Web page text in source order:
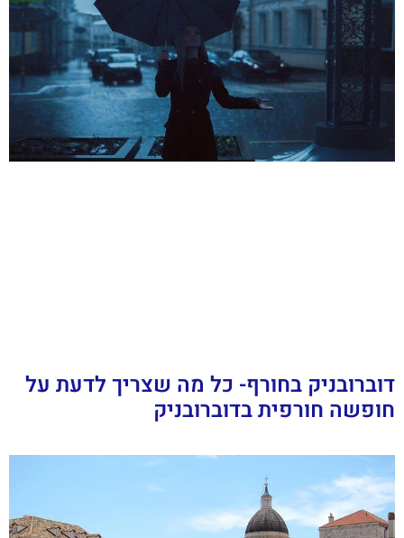
דוברובניק בחורף- כל מה שצריך לדעת על
חופשה חורפית בדוברובניק